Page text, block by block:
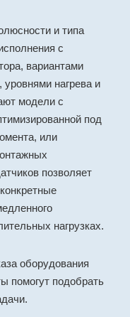
и типа
с
вариантами
уровнями нагрева и
модели с
под
или
позволяет
нагрузках.
оборудования
помогут подобрать